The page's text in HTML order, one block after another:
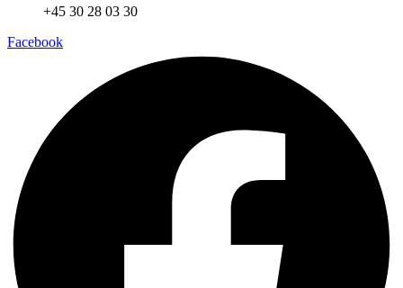
+45 30 28 03 30
Facebook